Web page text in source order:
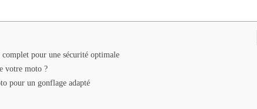
pour une sécurité optimale
votre moto ?
pour un gonflage adapté